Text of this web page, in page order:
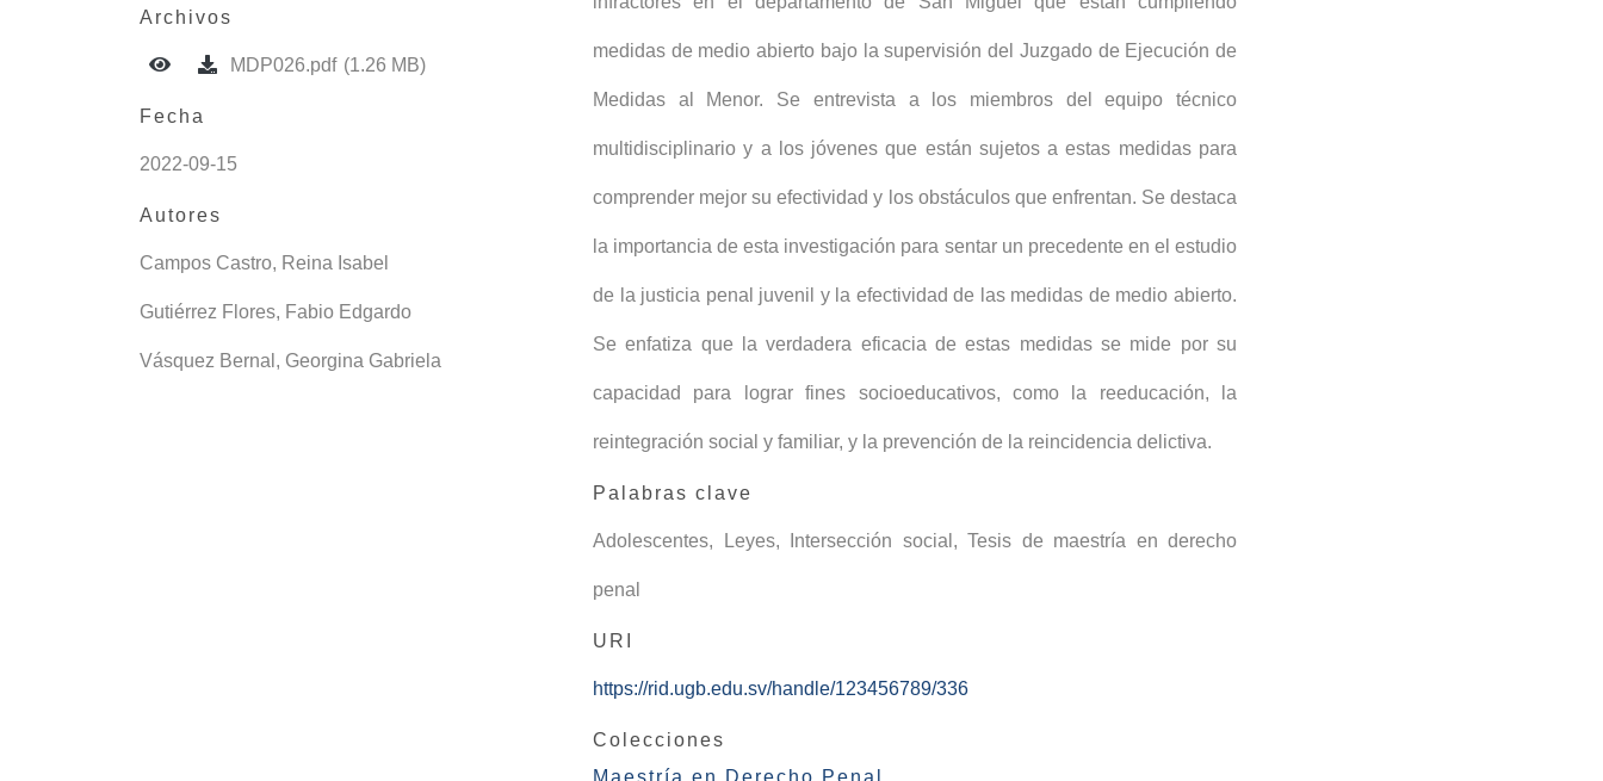
Archivos
MDP026.pdf (1.26 MB)
Fecha
2022-09-15
Autores
Campos Castro, Reina Isabel
Gutiérrez Flores, Fabio Edgardo
Vásquez Bernal, Georgina Gabriela
medidas de medio abierto bajo la supervisión del Juzgado de Ejecución de
Medidas al Menor. Se entrevista a los miembros del equipo técnico
multidisciplinario y a los jóvenes que están sujetos a estas medidas para
comprender mejor su efectividad y los obstáculos que enfrentan. Se destaca
la importancia de esta investigación para sentar un precedente en el estudio
de la justicia penal juvenil y la efectividad de las medidas de medio abierto.
Se enfatiza que la verdadera eficacia de estas medidas se mide por su
capacidad para lograr fines socioeducativos, como la reeducación, la
reintegración social y familiar, y la prevención de la reincidencia delictiva.
Palabras clave
Adolescentes, Leyes, Intersección social , Tesis de maestría en derecho
penal
URI
https://rid.ugb.edu.sv/handle/123456789/336
Colecciones
Maestría en Derecho Penal